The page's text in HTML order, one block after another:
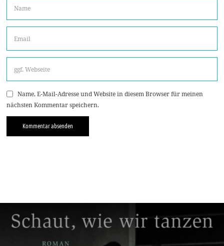
Name, E-Mail-Adresse und Website in diesem Browser für meinen
nächsten Kommentar speichern.